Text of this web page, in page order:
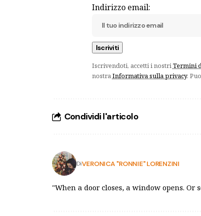
Indirizzo email:
Iscrivendoti, accetti i nostriTermini
nostraInformativa sulla privacy.
Condividi l'articolo
DiVERONICA "RONNIE" LORENZINI
"When a door closes, a window opens.